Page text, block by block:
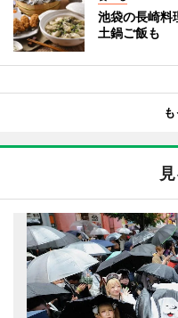
池袋の長崎
土鍋ご飯も